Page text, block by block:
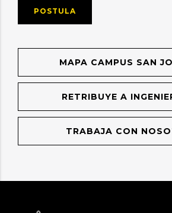
POSTULA
MAPA CAMPUS SAN
RETRIBUYE A
TRABAJA CON